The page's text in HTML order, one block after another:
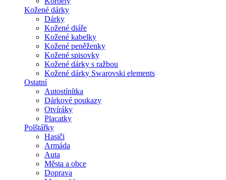
Kožené dárky
Dárky
Kožené diáře
Kožené kabelky
Kožené peněženky
Kožené spisovky
Kožené dárky s ražbou
Kožené dárky Swarovski elements
Ostatní
Autostínítka
Dárkové poukazy
Otvíráky
Placatky
Polštářky
Hasiči
Armáda
Auta
Města a obce
Doprava